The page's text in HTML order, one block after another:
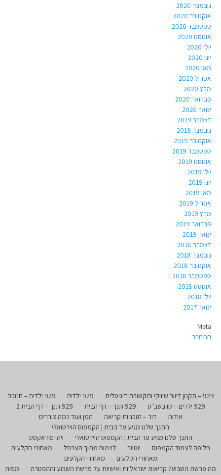
נובמבר 2020
אוקטובר 2020
ספטמבר 2020
אוגוסט 2020
יולי 2020
יוני 2020
מאי 2020
אפריל 2020
מרץ 2020
פברואר 2020
ינואר 2020
דצמבר 2019
נובמבר 2019
אוקטובר 2019
ספטמבר 2019
אוגוסט 2019
יולי 2019
יוני 2019
מאי 2019
אפריל 2019
מרץ 2019
פברואר 2019
ינואר 2019
דצמבר 2018
נובמבר 2018
אוקטובר 2018
ספטמבר 2018
אוגוסט 2018
יולי 2018
ינואר 2017
Meta
התחבר
929 – תקנון דיוור שיווקי ותקשורת דיגיטלית 929 ילדים
929 ילדים – חנוכה
929 ילדים – טו בשב"ט
929 תנך – דף הבית
929 תנך – דף הבית 2
אודות
דור – תוכניות קריאה
המן ועוד כמה צוררים
התנך שלנו מגיע עד הבית | הקמפוס הוירטואלי
התנך שלנו מגיע עד הבית | הקמפוס הוירטואלי
ויהי פודאקסט
חלופה לעמוד הקמפוס
יוטיוב לצמוח מתוך הערפל
מאחורי הקלעים
מאחורי הקלעים
מאחורי הקלעים
מה פרשת השבוע? קריאות ישראליות ואישיות על פרשת השבוע וההפטרה
מפות